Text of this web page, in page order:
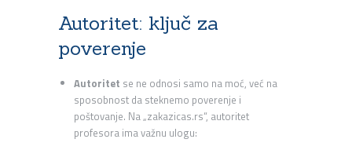
Autoritet: ključ za
poverenje
Autoritet se ne odnosi samo na moć, već na
sposobnost da steknemo poverenje i
poštovanje. Na „zakazicas.rs“, autoritet
profesora ima važnu ulogu: